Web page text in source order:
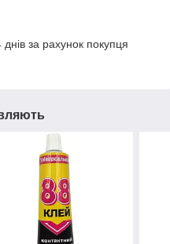
за рахунок покупця